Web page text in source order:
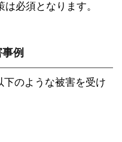
必須となります。
例
下のような被害を受け